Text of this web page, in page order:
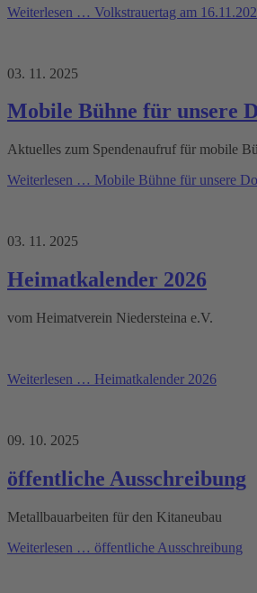
Weiterlesen … Volkstrauertag am
03. 11. 2025
Mobile Bühne für unsere
Aktuelles zum Spendenaufruf für mobile
Weiterlesen … Mobile Bühne für unsere
03. 11. 2025
Heimatkalender 2026
vom Heimatverein Niedersteina e.V.
Weiterlesen … Heimatkalender 2026
09. 10. 2025
öffentliche Ausschreibung
Metallbauarbeiten für den Kitaneubau
Weiterlesen … öffentliche Ausschreibung